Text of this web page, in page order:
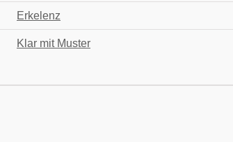
Erkelenz
Klar mit Muster